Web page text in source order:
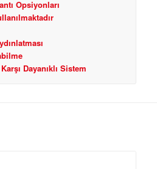
Opsiyonları
Dayanıklı Sistem